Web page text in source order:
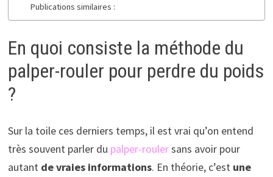
Publications similaires :
En quoi consiste la méthode du
palper-rouler pour perdre du poids
?
Sur la toile ces derniers temps, il est vrai qu’on entend
très souvent parler du palper-roulersans avoir pour
autantde vraies informations. En théorie, c’est une